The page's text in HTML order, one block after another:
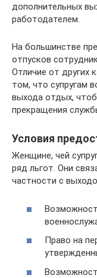
дополнительных
работодателем.
На большинстве
отпусков
Отличие от других
том, что супругам
выхода отдых,
прекращения
Условия
Женщине, чей
ряд льгот. Они
частности с
Право на